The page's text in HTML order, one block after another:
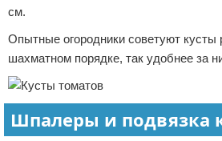
см.
Опытные огородники советуют кусты
шахматном порядке, так удобнее за
Шпалеры и подвязка